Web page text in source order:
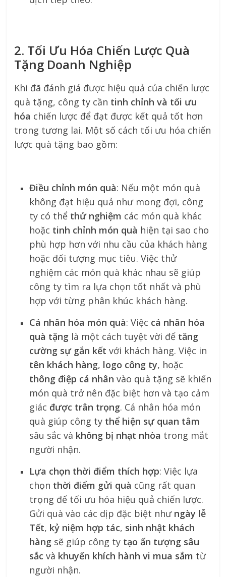
2. Tối Ưu Hóa Chiến Lược Quà
Tặng Doanh Nghiệp
Khi đã đánh giá được hiệu quả của chiến lược
quà tặng, công ty cần tinh chỉnh và tối ưu
hóa chiến lược để đạt được kết quả tốt hơn
trong tương lai. Một số cách tối ưu hóa chiến
lược quà tặng bao gồm:
Điều chỉnh món quà: Nếu một món quà
không đạt hiệu quả như mong đợi, công
ty có thể thử nghiệm các món quà khác
hoặc tinh chỉnh món quà hiện tại sao cho
phù hợp hơn với nhu cầu của khách hàng
hoặc đối tượng mục tiêu. Việc thử
nghiệm các món quà khác nhau sẽ giúp
công ty tìm ra lựa chọn tốt nhất và phù
hợp với từng phân khúc khách hàng.
Cá nhân hóa món quà: Việc cá nhân hóa
quà tặng là một cách tuyệt vời để tăng
cường sự gắn kết với khách hàng. Việc in
tên khách hàng, logo công ty, hoặc
thông điệp cá nhân vào quà tặng sẽ khiến
món quà trở nên đặc biệt hơn và tạo cảm
giác được trân trọng. Cá nhân hóa món
quà giúp công ty thể hiện sự quan tâm
sâu sắc và không bị nhạt nhòa trong mắt
người nhận.
Lựa chọn thời điểm thích hợp: Việc lựa
chọn thời điểm gửi quà cũng rất quan
trọng để tối ưu hóa hiệu quả chiến lược.
Gửi quà vào các dịp đặc biệt như ngày lễ
Tết, kỷ niệm hợp tác, sinh nhật khách
hàng sẽ giúp công ty tạo ấn tượng sâu
sắc và khuyến khích hành vi mua sắm từ
người nhận.